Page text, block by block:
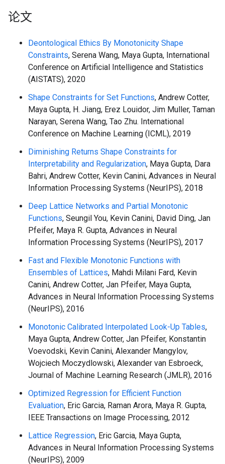
论文
Deontological Ethics By Monotonicity Shape
Constraints, Serena Wang, Maya Gupta, International
Conference on Artificial Intelligence and Statistics
(AISTATS), 2020
Shape Constraints for Set Functions, Andrew Cotter,
Maya Gupta, H. Jiang, Erez Louidor, Jim Muller, Taman
Narayan, Serena Wang, Tao Zhu. International
Conference on Machine Learning (ICML), 2019
Diminishing Returns Shape Constraints for
Interpretability and Regularization, Maya Gupta, Dara
Bahri, Andrew Cotter, Kevin Canini, Advances in Neural
Information Processing Systems (NeurIPS), 2018
Deep Lattice Networks and Partial Monotonic
Functions, Seungil You, Kevin Canini, David Ding, Jan
Pfeifer, Maya R. Gupta, Advances in Neural
Information Processing Systems (NeurIPS), 2017
Fast and Flexible Monotonic Functions with
Ensembles of Lattices, Mahdi Milani Fard, Kevin
Canini, Andrew Cotter, Jan Pfeifer, Maya Gupta,
Advances in Neural Information Processing Systems
(NeurIPS), 2016
Monotonic Calibrated Interpolated Look-Up Tables,
Maya Gupta, Andrew Cotter, Jan Pfeifer, Konstantin
Voevodski, Kevin Canini, Alexander Mangylov,
Wojciech Moczydlowski, Alexander van Esbroeck,
Journal of Machine Learning Research (JMLR), 2016
Optimized Regression for Efficient Function
Evaluation, Eric Garcia, Raman Arora, Maya R. Gupta,
IEEE Transactions on Image Processing, 2012
Lattice Regression, Eric Garcia, Maya Gupta,
Advances in Neural Information Processing Systems
(NeurIPS), 2009